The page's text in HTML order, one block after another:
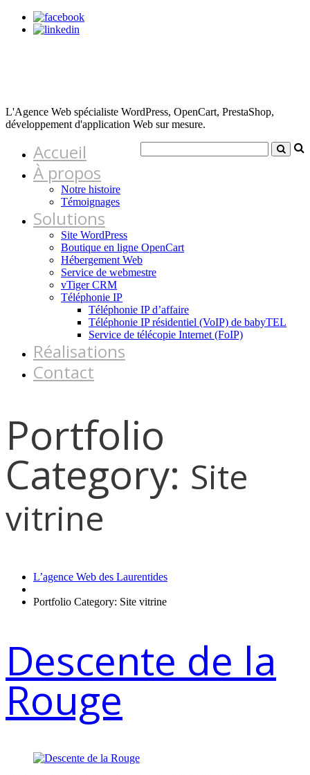
L'Agence Web spécialiste WordPress, OpenCart, PrestaShop,
développement d'application Web sur mesure.
Accueil
À propos
Notre histoire
Témoignages
Solutions
Site WordPress
Boutique en ligne OpenCart
Hébergement Web
Service de webmestre
vTiger CRM
Téléphonie IP
Téléphonie IP d’affaire
Téléphonie IP résidentiel (VoIP) de babyTEL
Service de télécopie Internet (FoIP)
Réalisations
Contact
Portfolio
Category: Site
vitrine
L’agence Web des Laurentides
Portfolio Category: Site vitrine
Descente de la
Rouge